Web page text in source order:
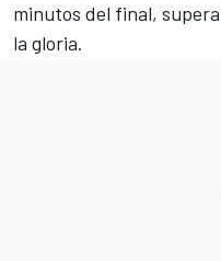
minutos del final,
la gloria.